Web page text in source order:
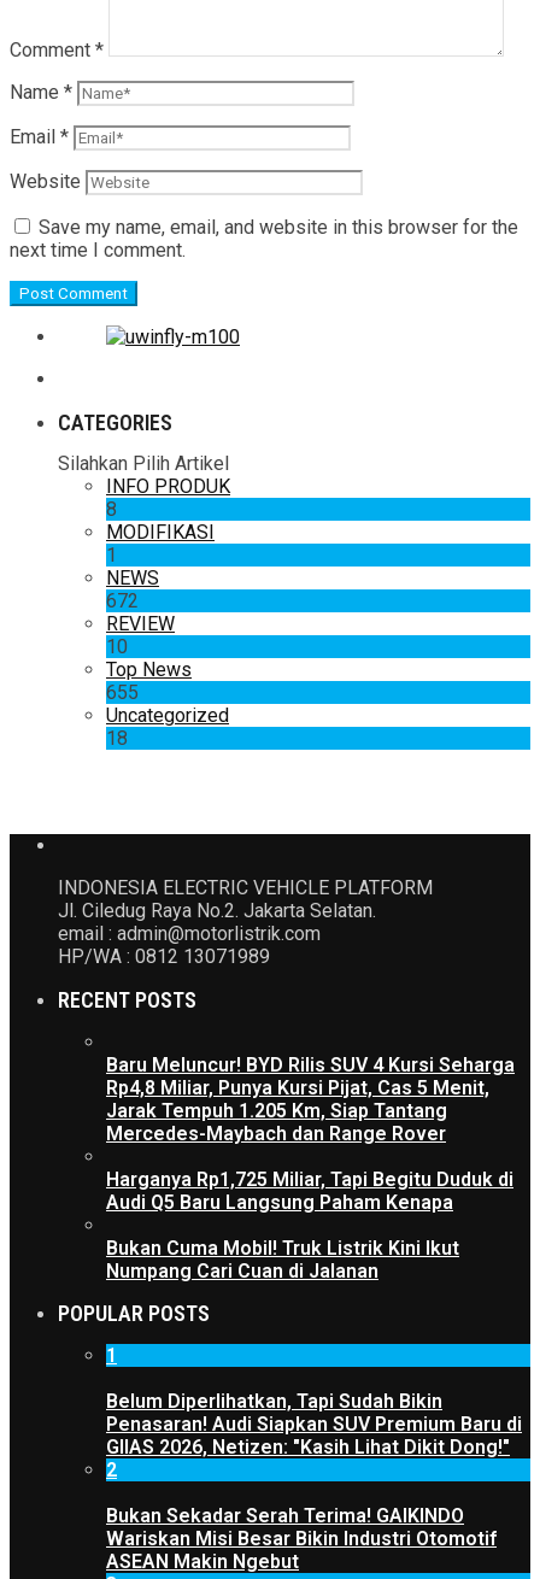
Comment *
Name *
Email *
Website
Save my name, email, and website in this browser for the
next time I comment.
CATEGORIES
Silahkan Pilih Artikel
INFO PRODUK
8
MODIFIKASI
1
NEWS
672
REVIEW
10
Top News
655
Uncategorized
18
INDONESIA ELECTRIC VEHICLE PLATFORM
Jl. Ciledug Raya No.2. Jakarta Selatan.
email : admin@motorlistrik.com
HP/WA : 0812 13071989
RECENT POSTS
Baru Meluncur! BYD Rilis SUV 4 Kursi Seharga
Rp4,8 Miliar, Punya Kursi Pijat, Cas 5 Menit,
Jarak Tempuh 1.205 Km, Siap Tantang
Mercedes-Maybach dan Range Rover
Harganya Rp1,725 Miliar, Tapi Begitu Duduk di
Audi Q5 Baru Langsung Paham Kenapa
Bukan Cuma Mobil! Truk Listrik Kini Ikut
Numpang Cari Cuan di Jalanan
POPULAR POSTS
1
Belum Diperlihatkan, Tapi Sudah Bikin
Penasaran! Audi Siapkan SUV Premium Baru di
GIIAS 2026, Netizen: "Kasih Lihat Dikit Dong!"
2
Bukan Sekadar Serah Terima! GAIKINDO
Wariskan Misi Besar Bikin Industri Otomotif
ASEAN Makin Ngebut